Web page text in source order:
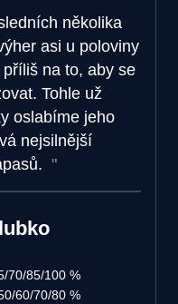
několika
asi u poloviny
na to, aby se
Tohle už
oslabíme jeho
nejsilnější
70/85/100 %
60/70/80 %